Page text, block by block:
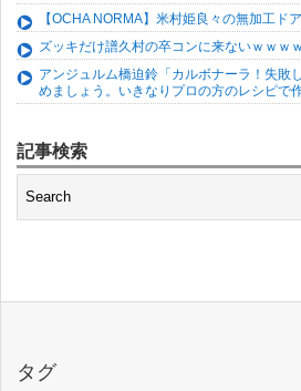
【OCHA NORMA】米村姫良々の無加工ド
ズッキだけ譜久村の卒コンに来ないｗｗｗ
アンジュルム橋迫鈴「カルボナーラ！失敗
めましょう。いきなりプロの方のレシピで
記事検索
タグ